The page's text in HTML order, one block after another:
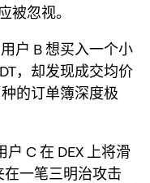
被忽视。
户 B 想买入一个小
，却发现成交均价
的订单簿深度极
户 C 在 DEX 上将滑
在一笔三明治攻击